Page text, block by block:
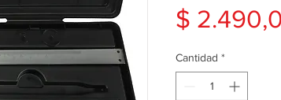
$
Cantidad *